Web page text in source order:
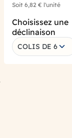
panier
Soit 6,82 € l'unité
Choisissez une
déclinaison
COLIS DE 6